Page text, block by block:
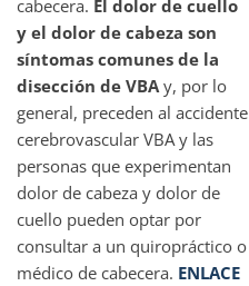
cabecera. El dolor de cuello
y el dolor de cabeza son
síntomas comunes de la
disección de VBA y, por lo
general, preceden al accidente
cerebrovascular VBA y las
personas que experimentan
dolor de cabeza y dolor de
cuello pueden optar por
consultar a un quiropráctico o
médico de cabecera. ENLACE